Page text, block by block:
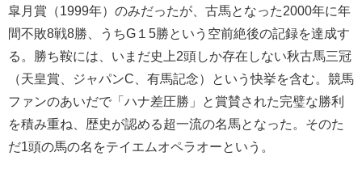
皐月賞（1999年）のみだったが、古馬となった2000年に年
間不敗8戦8勝、うちG１5勝という空前絶後の記録を達成す
る。勝ち鞍には、いまだ史上2頭しか存在しない秋古馬三冠
（天皇賞、ジャパンC、有馬記念）という快挙を含む。競馬
ファンのあいだで「ハナ差圧勝」と賞賛された完璧な勝利
を積み重ね、歴史が認める超一流の名馬となった。そのた
だ1頭の馬の名をテイエムオペラオーという。